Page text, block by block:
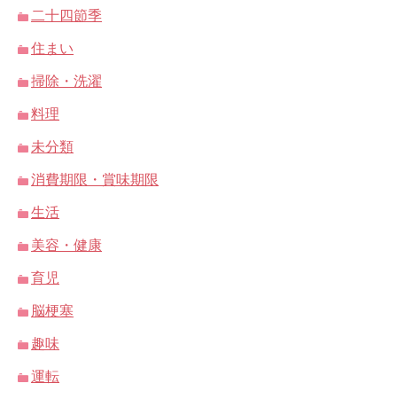
二十四節季
住まい
掃除・洗濯
料理
未分類
消費期限・賞味期限
生活
美容・健康
育児
脳梗塞
趣味
運転